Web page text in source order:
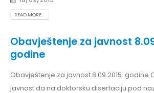
READ MORE...
Obavještenje za javnost
godine
Obavještenje za javnost 8.09.2015. godine
javnost da na doktorsku disertaciju pod